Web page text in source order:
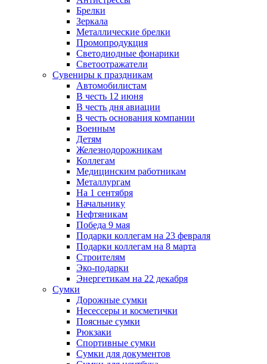
Брелки
Зеркала
Металлические брелки
Промопродукция
Светодиодные фонарики
Светоотражатели
Сувениры к праздникам
Автомобилистам
В честь 12 июня
В честь дня авиации
В честь основания компании
Военным
Детям
Железнодорожникам
Коллегам
Медицинским работникам
Металлургам
На 1 сентября
Начальнику
Нефтяникам
Победа 9 мая
Подарки коллегам на 23 февраля
Подарки коллегам на 8 марта
Строителям
Эко-подарки
Энергетикам на 22 декабря
Сумки
Дорожные сумки
Несессеры и косметички
Поясные сумки
Рюкзаки
Спортивные сумки
Сумки для документов